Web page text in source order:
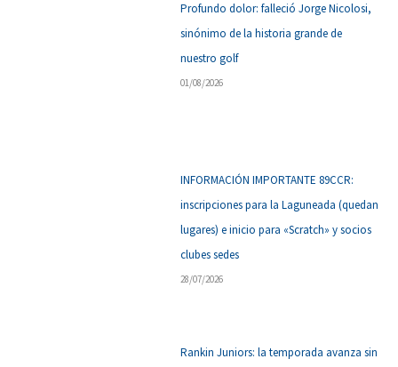
Profundo dolor: falleció Jorge Nicolosi,
sinónimo de la historia grande de
nuestro golf
01/08/2026
INFORMACIÓN IMPORTANTE 89CCR:
inscripciones para la Laguneada (quedan
lugares) e inicio para «Scratch» y socios
clubes sedes
28/07/2026
Rankin Juniors: la temporada avanza sin